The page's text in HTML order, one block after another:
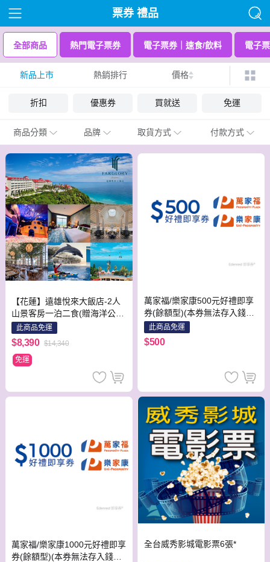
票券 禮品
全部商品 熱門電子票券 電子票券｜速食/飲料 電子
新品上市 熱銷排行 價格
折扣 優惠券 買就送 免運
商品分類 品牌 取貨方式 付款方式
【花蓮】遠雄悅來大飯店-2人
山景客房一泊二食(贈海洋公園
暢遊)
此商品免運
$8,390 $14,340
免運
萬家福/樂家康500元好禮即享
券(餘額型)(本券無法存入錢包
中使用)
此商品免運
$500
萬家福/樂家康1000元好禮即享
券(餘額型)(本券無法存入錢包
全台威秀影城電影票6張*